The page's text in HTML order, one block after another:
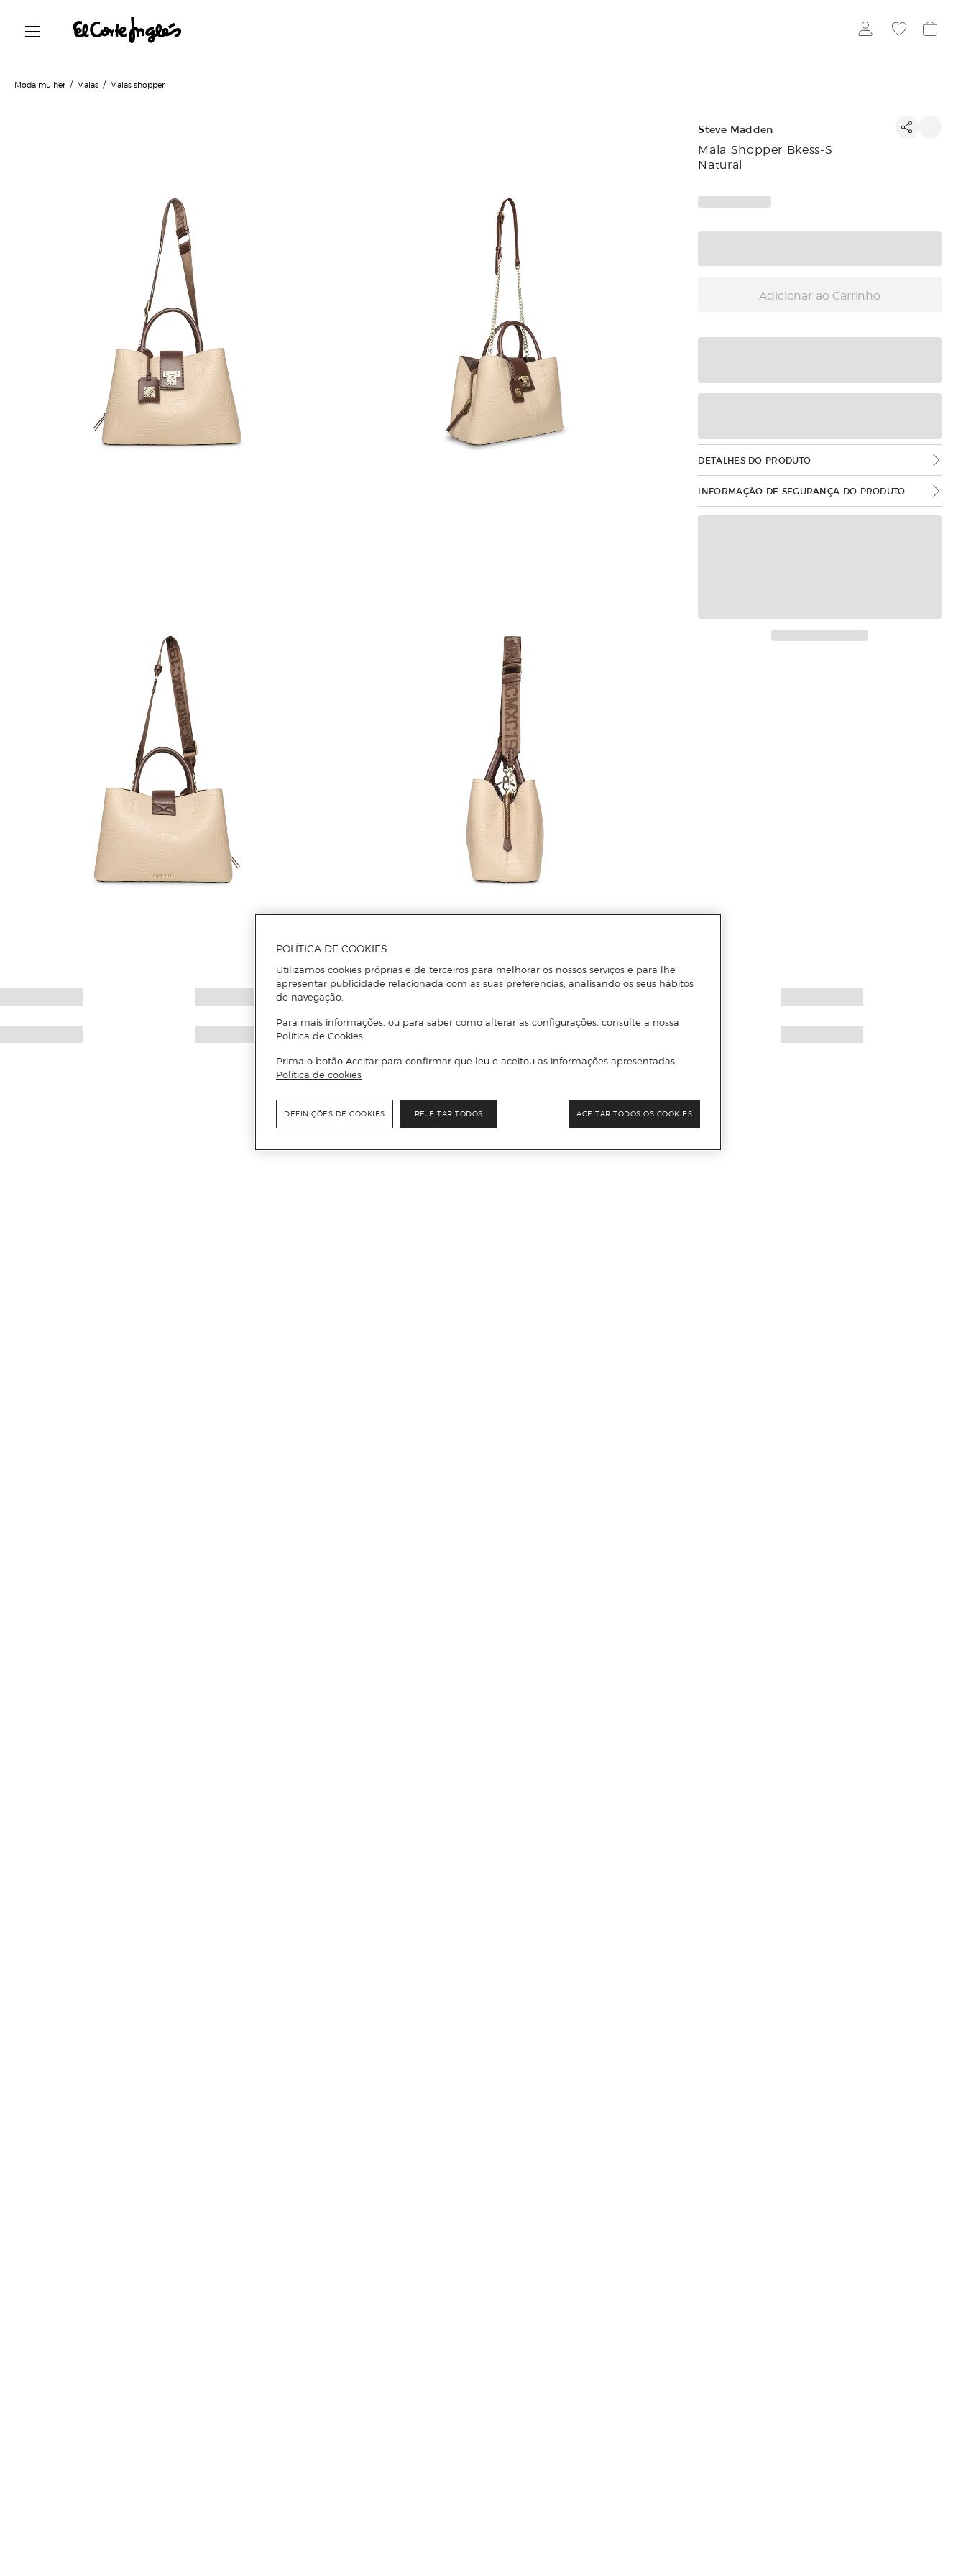
Moda mulher Malas Malas shopper
Steve Madden
Mala Shopper Bkess-S
Natural
Adicionar ao Carrinho
DETALHES DO PRODUTO
INFORMAÇÃO DE SEGURANÇA DO PRODUTO
POLÍTICA DE COOKIES
Utilizamos cookies próprias e de terceiros para melhorar os nossos serviços e para lhe
apresentar publicidade relacionada com as suas preferências, analisando os seus hábitos
de navegação.
Para mais informações, ou para saber como alterar as configurações, consulte a nossa
Política de Cookies.
Prima o botão Aceitar para confirmar que leu e aceitou as informações apresentadas.
Política de cookies
REJEITAR TODOS ACEITAR TODOS OS COOKIES
DEFINIÇÕES DE COOKIES